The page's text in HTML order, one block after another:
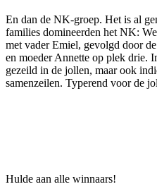
En dan de NK-groep. Het is al
families domineerden het NK:
met vader Emiel, gevolgd door
en moeder Annette op plek drie.
gezeild in de jollen, maar ook
samenzeilen. Typerend voor de
Hulde aan alle winnaars!